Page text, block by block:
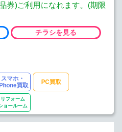
券)ご利用になれます。(期限
チラシを見る
スマホ・
買取
PC買取
リフォーム
ョールーム